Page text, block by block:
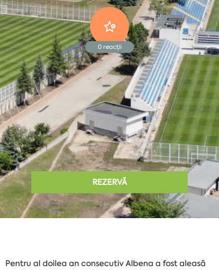
0reacții
REZERVĂ
Pentru al doilea an consecutiv Albena a fost aleasă